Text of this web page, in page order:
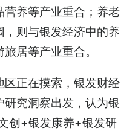
养等产业重合；养老
则与银发经济中的养
居等产业重合。
正在摸索，银发财经
究洞察出发，认为银
创+银发康养+银发研